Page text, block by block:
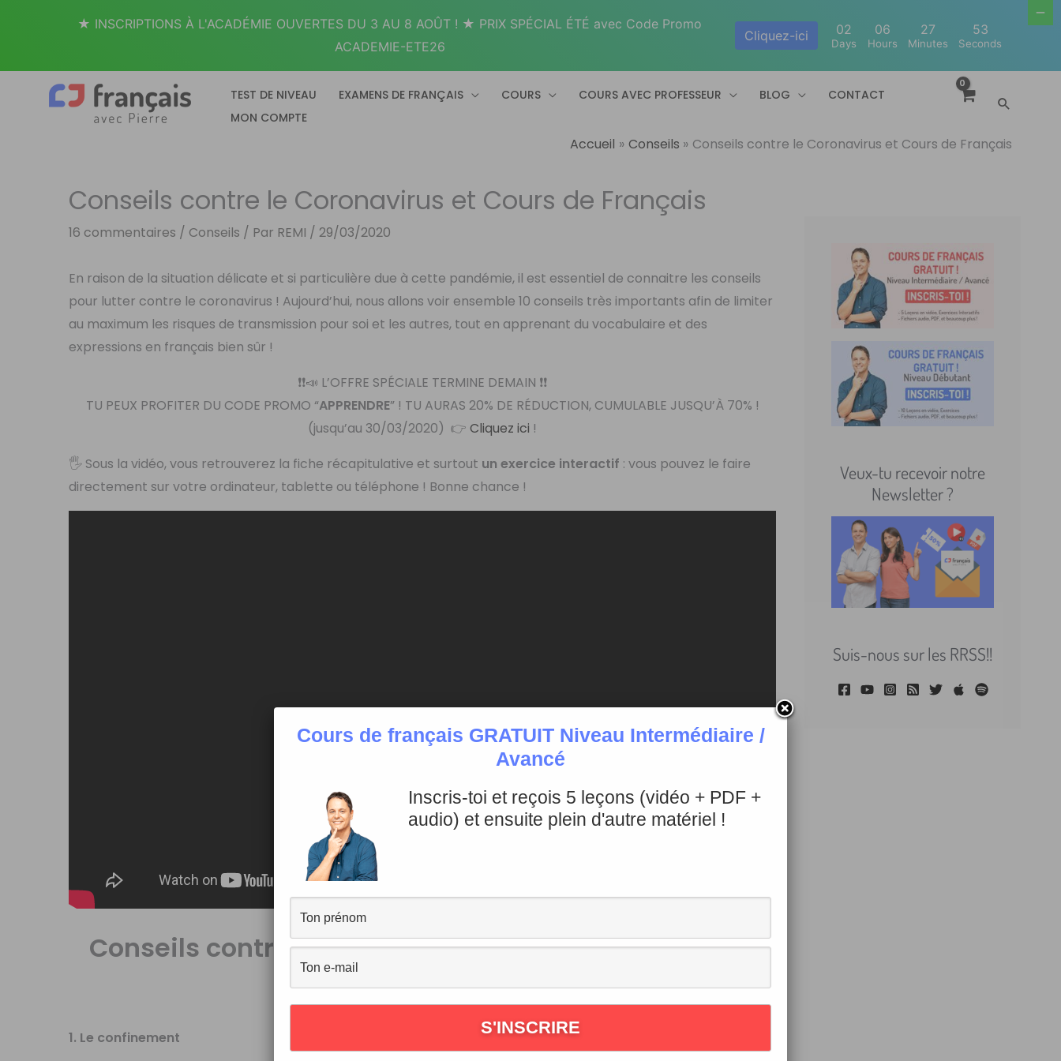
TEST DE NIVEAU EXAMENS DE FRANÇAIS COURS COURS AVEC PROFESSEUR BLOG
CONTACT
MON COMPTE
Accueil Conseils Conseils contre le Coronavirus et Cours de Français
Conseils contre le Coronavirus et Cours de Français
16 commentaires / Conseils / Par REMI / 29/03/2020
En raison de la situation délicate et si particulière due à cette pandémie, il est essentiel de connaitre les conseils
pour lutter contre le coronavirus ! Aujourd’hui, nous allons voir ensemble 10 conseils très importants afin de limiter
au maximum les risques de transmission pour soi et les autres, tout en apprenant du vocabulaire et des
expressions en français bien sûr !
❗️❗️📣 L’OFFRE SPÉCIALE TERMINE DEMAIN ❗️❗️
TU PEUX PROFITER DU CODE PROMO “APPRENDRE” ! TU AURAS 20% DE RÉDUCTION, CUMULABLE JUSQU’À 70% !
(jusqu’au 30/03/2020) 👉Cliquez ici !
🖐 Sous la vidéo, vous retrouverez la fiche récapitulative et surtout un exercice interactif : vous pouvez le faire
directement sur votre ordinateur, tablette ou téléphone ! Bonne chance !
Conseils contre le Coronavirus et Cours de Français
Fiche Récapitulative
1. Le confinement
Veux-tu recevoir notre
Newsletter ?
Suis-nous sur les RRSS!!
Cours de français GRATUIT Niveau Intermédiaire /
Avancé
Inscris-toi et reçois 5 leçons (vidéo + PDF +
audio) et ensuite plein d'autre matériel !
★ INSCRIPTIONS À L'ACADÉMIE OUVERTES DU 3 AU 8 AOÛT ! ★ PRIX SPÉCIAL ÉTÉ avec Code Promo
ACADEMIE-ETE26
Cliquez-ici 02
Days
06
Hours
27
Minutes
52
Seconds